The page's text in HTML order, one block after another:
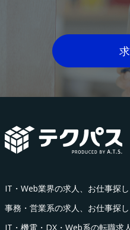
IT・Web業界の求人、お仕事探
事務・営業系の求人、お仕事探
IT・機電・DX・Web系の転職